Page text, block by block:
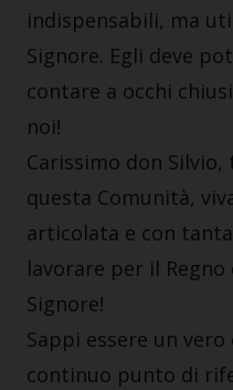
indispensabili, ma
Signore. Egli deve
contare a occhi
noi!
Carissimo don Silvio,
questa Comunità,
articolata e con
lavorare per il Regno
Signore!
Sappi essere un vero
continuo punto di